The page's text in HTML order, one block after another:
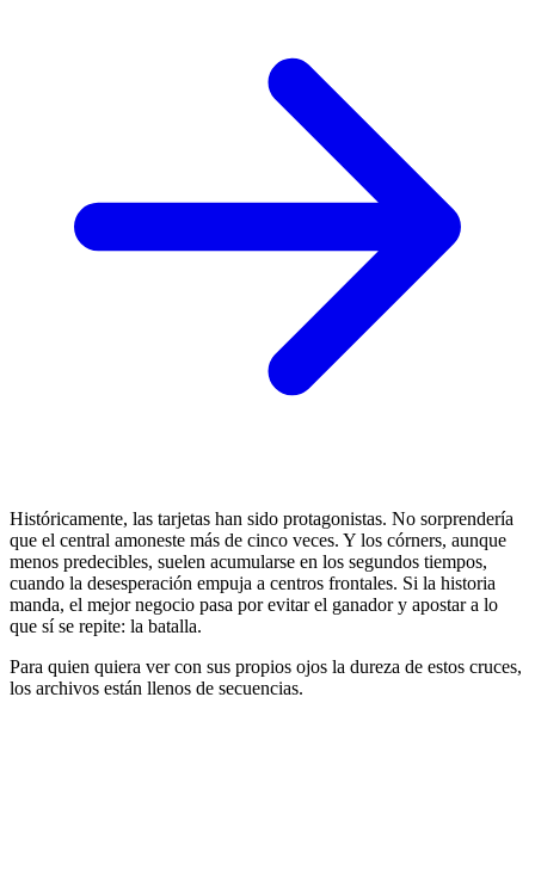
Históricamente, las tarjetas han sido protagonistas. No sorprendería
que el central amoneste más de cinco veces. Y los córners, aunque
menos predecibles, suelen acumularse en los segundos tiempos,
cuando la desesperación empuja a centros frontales. Si la historia
manda, el mejor negocio pasa por evitar el ganador y apostar a lo
que sí se repite: la batalla.
Para quien quiera ver con sus propios ojos la dureza de estos cruces,
los archivos están llenos de secuencias.